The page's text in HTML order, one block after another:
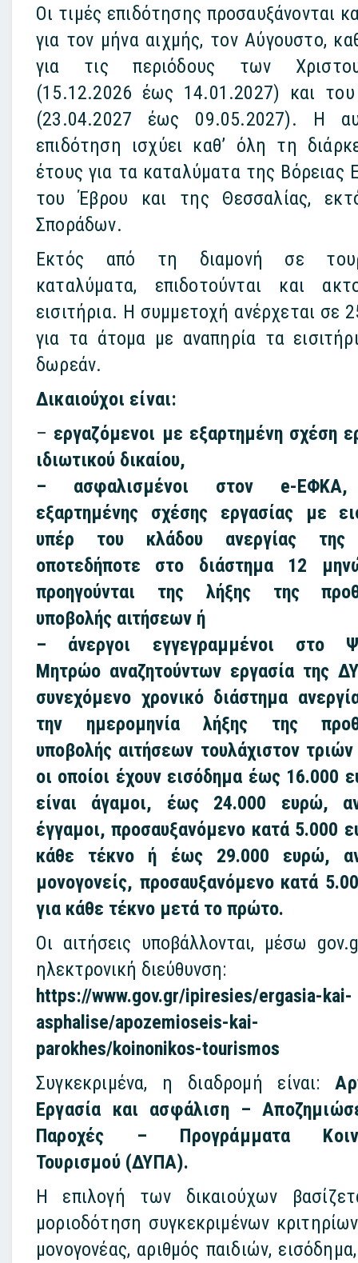
Οι τιμές επιδότησης προσαυξάνονται
για τον μήνα αιχμής, τον Αύγουστο,
για τις περιόδους των
(15.12.2026 έως 14.01.2027) και
(23.04.2027 έως 09.05.2027). Η
επιδότηση ισχύει καθ’ όλη τη
έτους για τα καταλύματα της Βόρειας
του Έβρου και της Θεσσαλίας,
Σποράδων.
Εκτός από τη διαμονή σε
καταλύματα, επιδοτούνται και
εισιτήρια. Η συμμετοχή ανέρχεται σε
για τα άτομα με αναπηρία τα
δωρεάν.
Δικαιούχοι είναι:
– εργαζόμενοι με εξαρτημένη σχέση
ιδιωτικού δικαίου,
– ασφαλισμένοι στον e-
εξαρτημένης σχέσης εργασίας με
υπέρ του κλάδου ανεργίας
οποτεδήποτε στο διάστημα 12
προηγούνται της λήξης της
υποβολής αιτήσεων ή
– άνεργοι εγγεγραμμένοι στο
Μητρώο αναζητούντων εργασία της
συνεχόμενο χρονικό διάστημα
την ημερομηνία λήξης της
υποβολής αιτήσεων τουλάχιστον
οι οποίοι έχουν εισόδημα έως 16.000
είναι άγαμοι, έως 24.000 ευρώ,
έγγαμοι, προσαυξανόμενο κατά 5.000
κάθε τέκνο ή έως 29.000 ευρώ,
μονογονείς, προσαυξανόμενο κατά
για κάθε τέκνο μετά το πρώτο.
Οι αιτήσεις υποβάλλονται, μέσω
ηλεκτρονική διεύθυνση:
https://www.gov.gr/ipiresies/ergasia-kai-
asphalise/apozemioseis-kai-
parokhes/koinonikos-tourismos
Συγκεκριμένα, η διαδρομή είναι:
Εργασία και ασφάλιση –
Παροχές – Προγράμματα
Τουρισμού (ΔΥΠΑ).
Η επιλογή των δικαιούχων
μοριοδότηση συγκεκριμένων
μονογονέας, αριθμός παιδιών,